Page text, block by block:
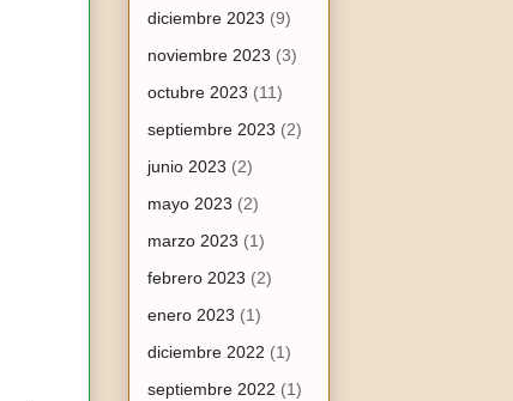
diciembre 2023 (9)
noviembre 2023 (3)
octubre 2023 (11)
septiembre 2023 (2)
junio 2023 (2)
mayo 2023 (2)
marzo 2023 (1)
febrero 2023 (2)
enero 2023 (1)
diciembre 2022 (1)
septiembre 2022 (1)